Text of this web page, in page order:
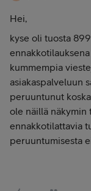
Hei,
kyse oli tuosta
kummempia
asiakaspalveluun
peruuntunut
ole näillä näkymin
ennakkotilattavia
peruuntumisesta